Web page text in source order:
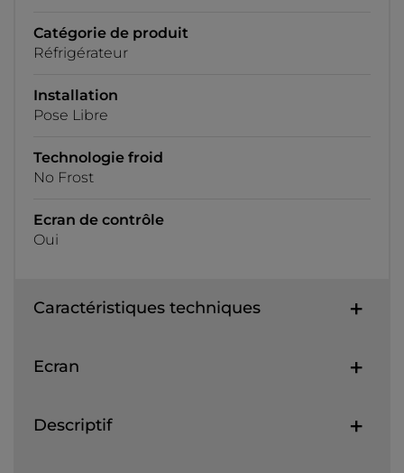
Catégorie de produit
Réfrigérateur
Installation
Pose Libre
Technologie froid
No Frost
Ecran de contrôle
Oui
Caractéristiques techniques
Ecran
Descriptif